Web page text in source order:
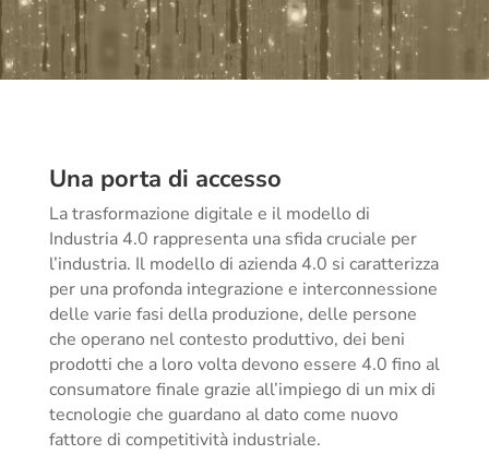
Una porta di accesso
La trasformazione digitale e il modello di
Industria 4.0 rappresenta una sfida cruciale per
l’industria. Il modello di azienda 4.0 si caratterizza
per una profonda integrazione e interconnessione
delle varie fasi della produzione, delle persone
che operano nel contesto produttivo, dei beni
prodotti che a loro volta devono essere 4.0 fino al
consumatore finale grazie all’impiego di un mix di
tecnologie che guardano al dato come nuovo
fattore di competitività industriale.